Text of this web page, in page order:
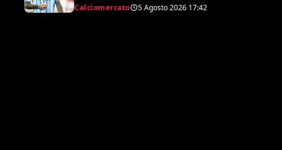
Calciomercato 5 Agosto 2026 17:42